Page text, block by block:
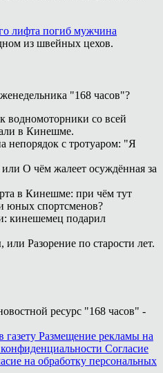
лифта погиб мужчина
из швейных цехов.
"168 часов"?
водномоторники со всей
в Кинешме.
непорядок с тротуаром: "Я
О чём жалеет осуждённая за
в Кинешме: при чём тут
юных спортсменов?
кинешемец подарил
Разорение по старости лет.
ресурс "168 часов" -
газету Размещение рекламы на
Согласие
на обработку персональных